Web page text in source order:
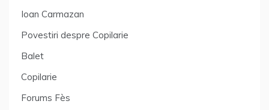
Ioan Carmazan
Povestiri despre Copilarie
Balet
Copilarie
Forums Fès